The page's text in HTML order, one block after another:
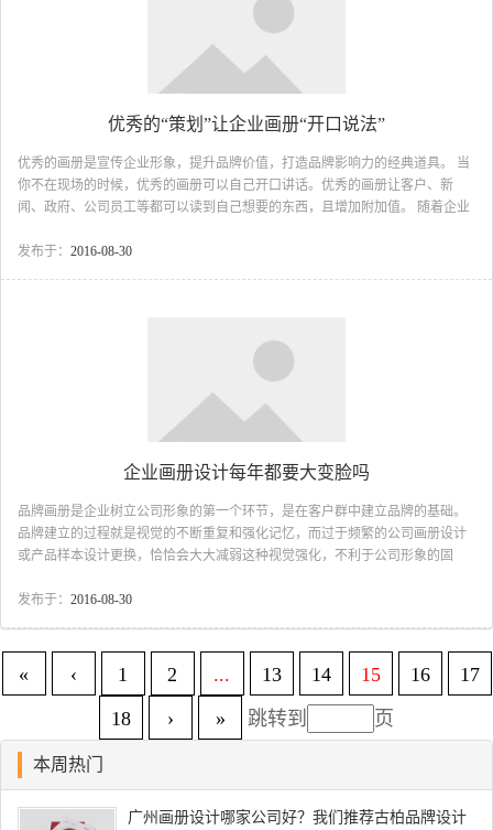
优秀的“策划”让企业画册“开口说法”
优秀的画册是宣传企业形象，提升品牌价值，打造品牌影响力的经典道具。 当
你不在现场的时候，优秀的画册可以自己开口讲话。优秀的画册让客户、新
闻、政府、公司员工等都可以读到自己想要的东西，且增加附加值。 随着企业
开始制作自己的宣传画册。这本是一件好事，但是许多企业为了通过画册形式
发布于： 2016-08-30
企业画册设计每年都要大变脸吗
品牌画册是企业树立公司形象的第一个环节，是在客户群中建立品牌的基础。
品牌建立的过程就是视觉的不断重复和强化记忆，而过于频繁的公司画册设计
或产品样本设计更换，恰恰会大大减弱这种视觉强化，不利于公司形象的固
到老客户手中，客户还以为这是一家新的供应商在和他建立联系呢，因为在这
画册设计的不断更新将会导致成本不断上升。由于每次对画册设计有新的期望
发布于： 2016-08-30
« ‹ 1 2 ... 13 14 15 16
17
18
› » 跳转到 页
本周热门
广州画册设计哪家公司好？我们推荐古柏品牌设计